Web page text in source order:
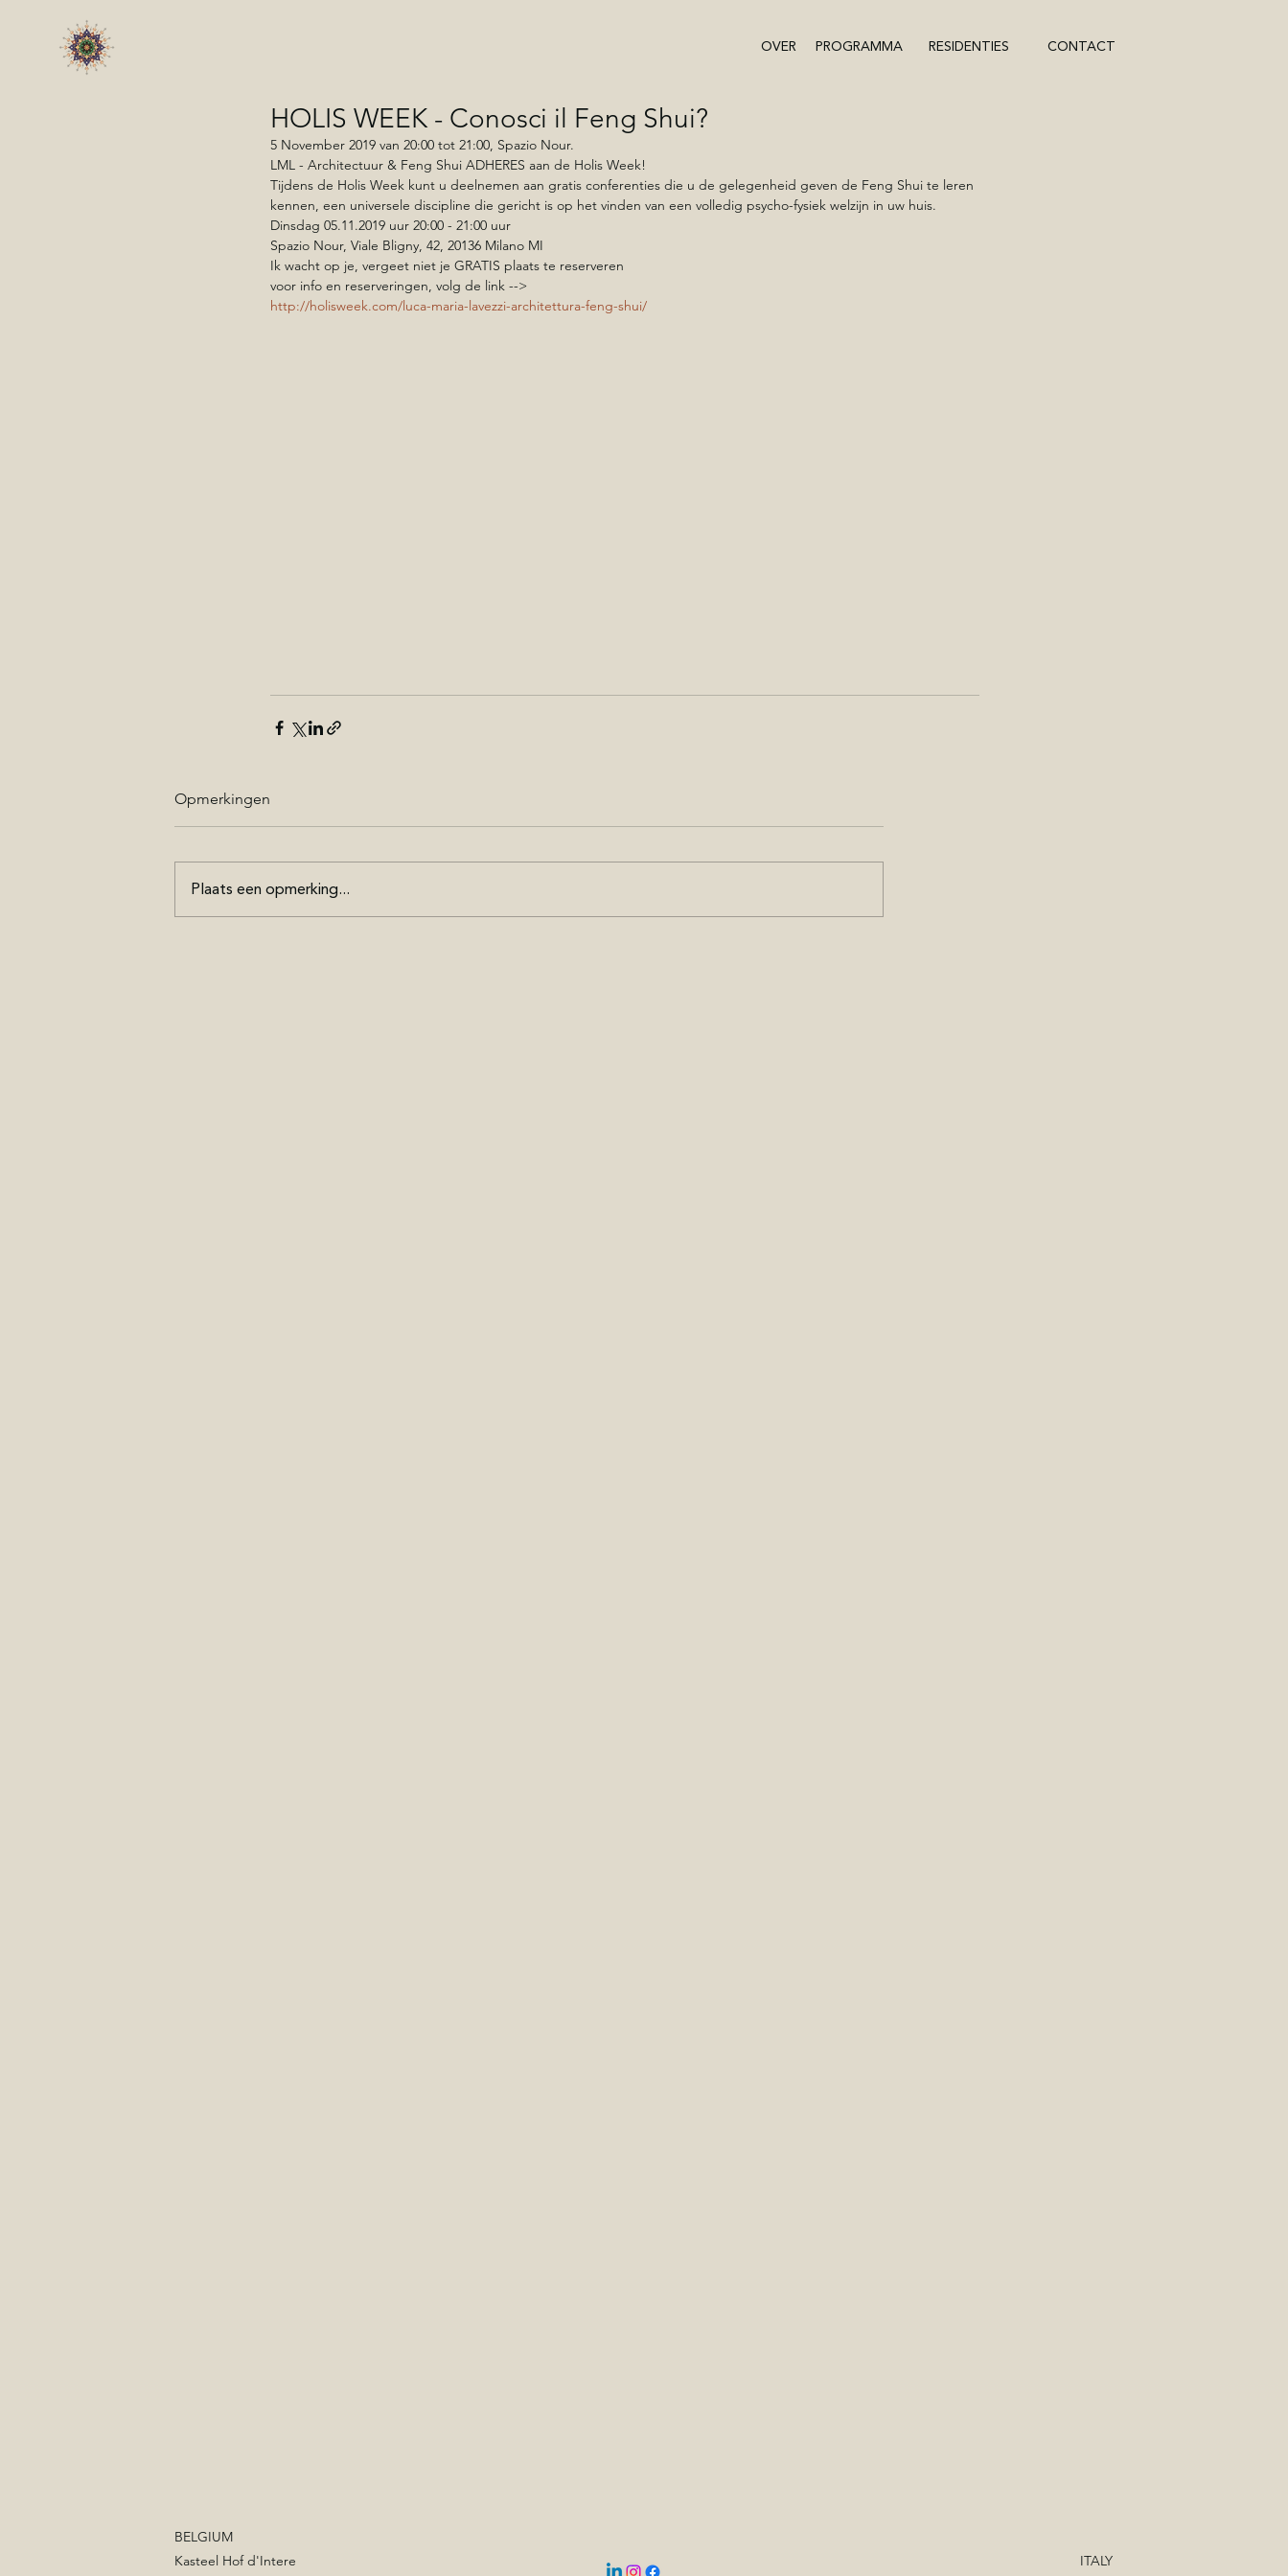
OVER PROGRAMMA RESIDENTIES CONTACT
HOLIS WEEK - Conosci il Feng Shui?
5 November 2019 van 20:00 tot 21:00, Spazio Nour.
LML - Architectuur & Feng Shui ADHERES aan de Holis Week!
Tijdens de Holis Week kunt u deelnemen aan gratis conferenties die u de gelegenheid geven de Feng Shui te leren
kennen, een universele discipline die gericht is op het vinden van een volledig psycho-fysiek welzijn in uw huis.
Dinsdag 05.11.2019 uur 20:00 - 21:00 uur
Spazio Nour, Viale Bligny, 42, 20136 Milano MI
Ik wacht op je, vergeet niet je GRATIS plaats te reserveren
voor info en reserveringen, volg de link -->
http://holisweek.com/luca-maria-lavezzi-architettura-feng-shui/
Opmerkingen
Plaats een opmerking...
BELGIUM
Kasteel Hof d'Intere
ITALY